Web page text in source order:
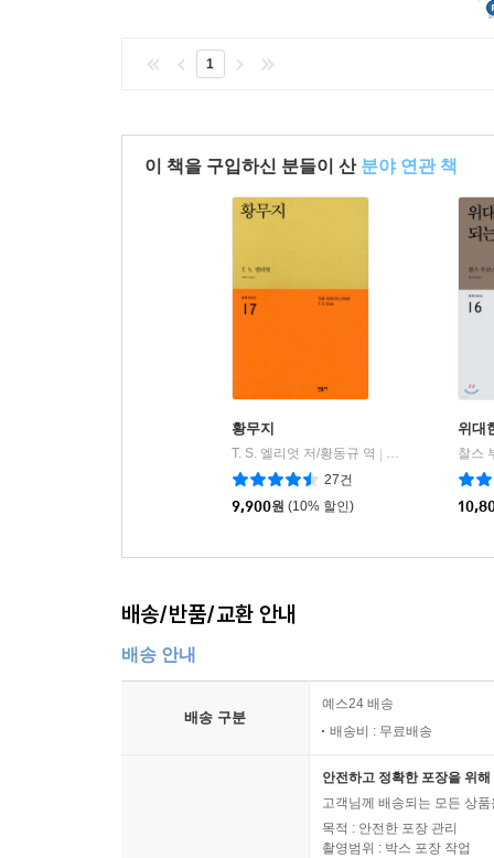
1
이 책을 구입하신 분들이 산 분야 연관 책
황무지
T. S. 엘리엇 저/황동규 역
민음사
27건
9,900원 (10% 할인)
위대
찰스
배송/반품/교환 안내
배송 안내
배송 구분
예스24 배송
배송비 : 무료배송
안전하고 정확한 포장을 위
고객님께 배송되는 모든 상
목적 : 안전한 포장 관리
촬영범위 : 박스 포장 작업